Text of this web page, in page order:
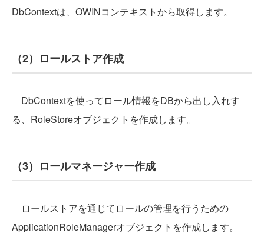
DbContextは、OWINコンテキストから取得します。
（2）ロールストア作成
DbContextを使ってロール情報をDBから出し入れす
る、RoleStoreオブジェクトを作成します。
（3）ロールマネージャー作成
ロールストアを通じてロールの管理を行うための
ApplicationRoleManagerオブジェクトを作成します。